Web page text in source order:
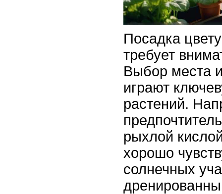
Посадка
требует
Выбор места
играют
растений.
рыхлой
хорошо
солнечных